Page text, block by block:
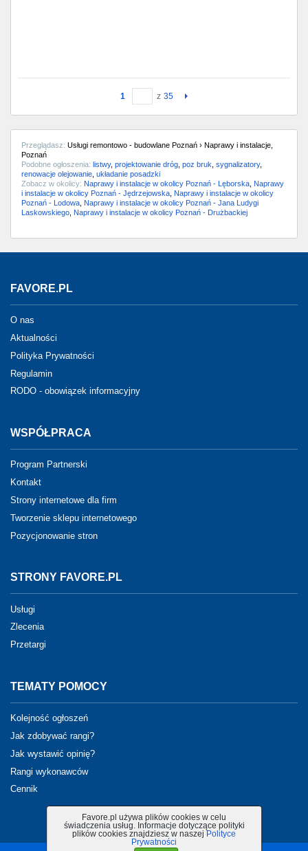
Favore.pl używa plików cookies w celu
świadczenia usług. Informacje dotyczące polityki
plików cookies znajdziesz w naszej Polityce
Prywatności
1 z 35
Przeglądasz: Usługi remontowo - budowlane Poznań › Naprawy i instalacje,
Poznań
Podobne ogłoszenia: listwy, projektowanie dróg poz bruk sygnalizatory,
renowacje olejowanie układanie posadzki
Zobacz w okolicy: Naprawy i instalacje w okolicy Poznań - Lęborska Naprawy
i instalacje w okolicy Poznań - Jędrzejowska Naprawy i instalacje w okolicy
Poznań - Lodowa Naprawy i instalacje w okolicy Poznań - Jana Ludygi
Laskowskiego Naprawy i instalacje w okolicy Poznań - Drużbackiej
FAVORE.PL
O nas
Aktualności
Polityka Prywatności
Regulamin
RODO - obowiązek informacyjny
WSPÓŁPRACA
Program Partnerski
Kontakt
Strony internetowe dla firm
Tworzenie sklepu internetowego
Pozycjonowanie stron
STRONY FAVORE.PL
Usługi
Zlecenia
Przetargi
TEMATY POMOCY
Kolejność ogłoszeń
Jak zdobywać rangi?
Jak wystawić opinię?
Rangi wykonawców
Cennik